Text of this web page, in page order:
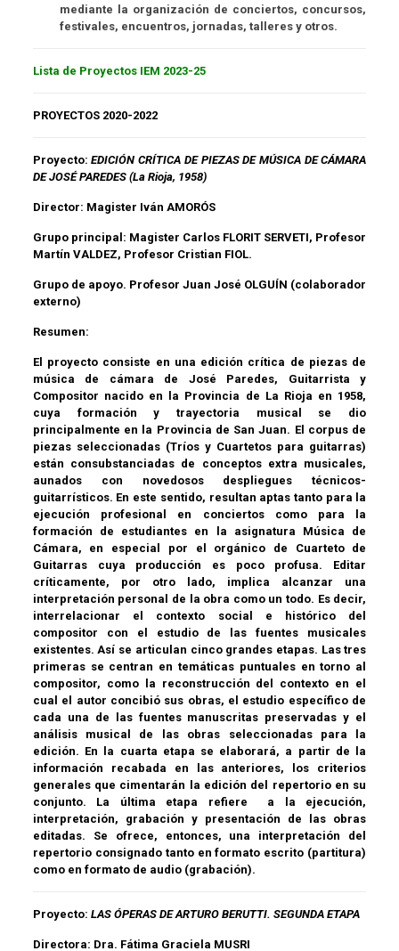
mediante la organización de conciertos, concursos,
festivales, encuentros, jornadas, talleres y otros.
Lista de Proyectos IEM 2023-25
PROYECTOS 2020-2022
Proyecto: EDICIÓN CRÍTICA DE PIEZAS DE MÚSICA DE CÁMARA
DE JOSÉ PAREDES (La Rioja, 1958)
Director: Magister Iván AMORÓS
Grupo principal: Magister Carlos FLORIT SERVETI, Profesor
Martín VALDEZ, Profesor Cristian FIOL.
Grupo de apoyo. Profesor Juan José OLGUÍN (colaborador
externo)
Resumen:
El proyecto consiste en una edición crítica de piezas de
música de cámara de José Paredes, Guitarrista y
Compositor nacido en la Provincia de La Rioja en 1958,
cuya formación y trayectoria musical se dio
principalmente en la Provincia de San Juan. El corpus de
piezas seleccionadas (Tríos y Cuartetos para guitarras)
están consubstanciadas de conceptos extra musicales,
aunados con novedosos despliegues técnicos-
guitarrísticos. En este sentido, resultan aptas tanto para la
ejecución profesional en conciertos como para la
formación de estudiantes en la asignatura Música de
Cámara, en especial por el orgánico de Cuarteto de
Guitarras cuya producción es poco profusa. Editar
críticamente, por otro lado, implica alcanzar una
interpretación personal de la obra como un todo. Es decir,
interrelacionar el contexto social e histórico del
compositor con el estudio de las fuentes musicales
existentes. Así se articulan cinco grandes etapas. Las tres
primeras se centran en temáticas puntuales en torno al
compositor, como la reconstrucción del contexto en el
cual el autor concibió sus obras, el estudio específico de
cada una de las fuentes manuscritas preservadas y el
análisis musical de las obras seleccionadas para la
edición. En la cuarta etapa se elaborará, a partir de la
información recabada en las anteriores, los criterios
generales que cimentarán la edición del repertorio en su
conjunto. La última etapa refiere a la ejecución,
interpretación, grabación y presentación de las obras
editadas. Se ofrece, entonces, una interpretación del
repertorio consignado tanto en formato escrito (partitura)
como en formato de audio (grabación).
Proyecto: LAS ÓPERAS DE ARTURO BERUTTI. SEGUNDA ETAPA
Directora: Dra. Fátima Graciela MUSRI